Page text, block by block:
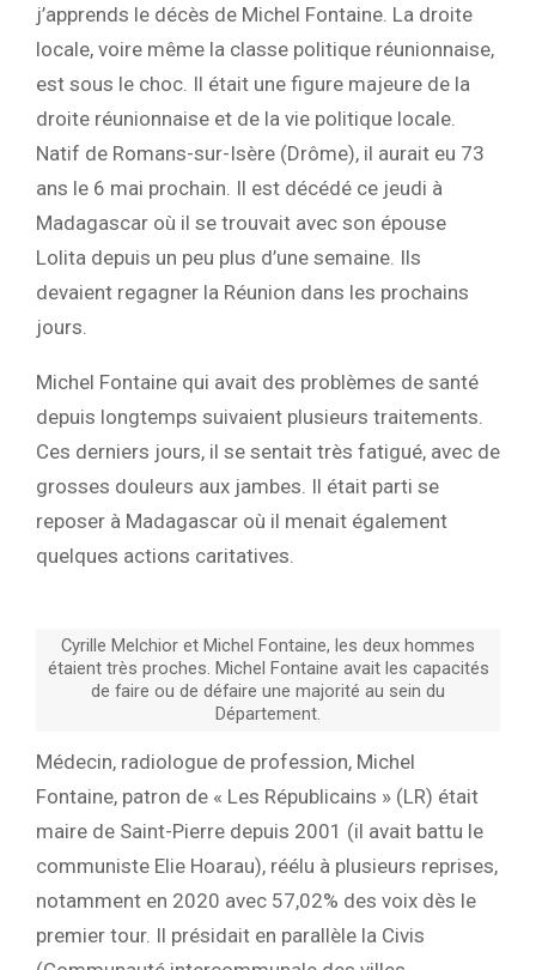
j’apprends le décès de Michel Fontaine. La droite
locale, voire même la classe politique réunionnaise,
est sous le choc. Il était une figure majeure de la
droite réunionnaise et de la vie politique locale.
Natif de Romans-sur-Isère (Drôme), il aurait eu 73
ans le 6 mai prochain. Il est décédé ce jeudi à
Madagascar où il se trouvait avec son épouse
Lolita depuis un peu plus d’une semaine. Ils
devaient regagner la Réunion dans les prochains
jours.
Michel Fontaine qui avait des problèmes de santé
depuis longtemps suivaient plusieurs traitements.
Ces derniers jours, il se sentait très fatigué, avec de
grosses douleurs aux jambes. Il était parti se
reposer à Madagascar où il menait également
quelques actions caritatives.
Cyrille Melchior et Michel Fontaine, les deux hommes
étaient très proches. Michel Fontaine avait les capacités
de faire ou de défaire une majorité au sein du
Département.
Médecin, radiologue de profession, Michel
Fontaine, patron de « Les Républicains » (LR) était
maire de Saint-Pierre depuis 2001 (il avait battu le
communiste Elie Hoarau), réélu à plusieurs reprises,
notamment en 2020 avec 57,02% des voix dès le
premier tour. Il présidait en parallèle la Civis